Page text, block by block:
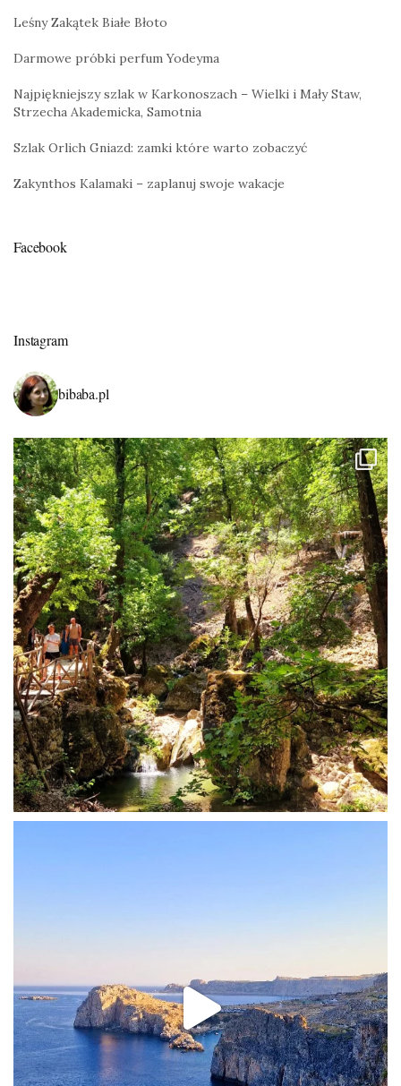
Leśny Zakątek Białe Błoto
Darmowe próbki perfum Yodeyma
Najpiękniejszy szlak w Karkonoszach – Wielki i Mały Staw,
Strzecha Akademicka, Samotnia
Szlak Orlich Gniazd: zamki które warto zobaczyć
Zakynthos Kalamaki – zaplanuj swoje wakacje
Facebook
Instagram
bibaba.pl